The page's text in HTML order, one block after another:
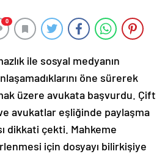
0
ile sosyal medyanın
öne sürerek
üzere avukata başvurdu. Çift
avukatlar eşliğinde paylaşma
dikkati çekti. Mahkeme
için dosyayı bilirkişiye